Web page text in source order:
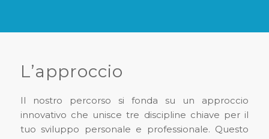
L’approccio
Il nostro percorso si fonda su un approccio
innovativo che unisce tre discipline chiave per il
tuo sviluppo personale e professionale. Questo